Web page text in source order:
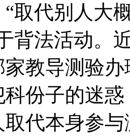
取代别人大
背法活动。
教导测验
份子的迷
取代本身参